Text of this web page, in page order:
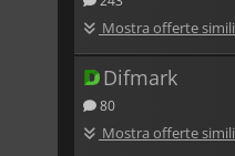
Mostra offerte simili
Difmark
80
Mostra offerte simili